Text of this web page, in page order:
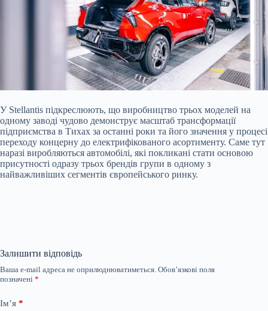
У Stellantis підкреслюють, що виробництво трьох моделей на
одному заводі чудово демонструє масштаб трансформації
підприємства в Тихах за останні роки та його значення у процесі
переходу концерну до електрифікованого асортименту. Саме тут
наразі виробляються автомобілі, які покликані стати основою
присутності одразу трьох брендів групи в одному з
найважливіших сегментів європейського ринку.
Залишити відповідь
Ваша e-mail адреса не оприлюднюватиметься. Обов’язкові поля
позначені *
Ім’я *